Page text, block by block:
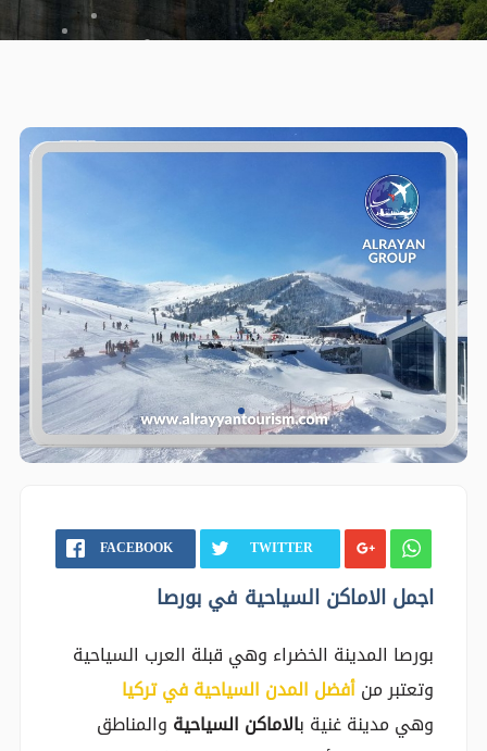
FACEBOOK TWITTER
اجمل الاماكن السياحية في بورصا
بورصا المدينة الخضراء وهي قبلة العرب السياحية
وتعتبر منأفضل المدن السياحية في تركيا
وهي مدينة غنية بالاماكن السياحية والمناطق